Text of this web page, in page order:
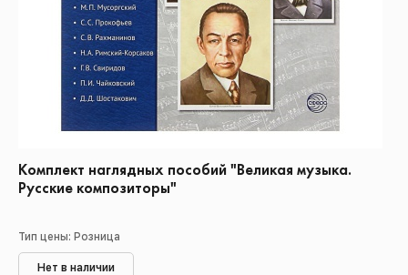
Комплект наглядных пособий "Великая музыка.
Русские композиторы"
Тип цены: Розница
Нет в наличии